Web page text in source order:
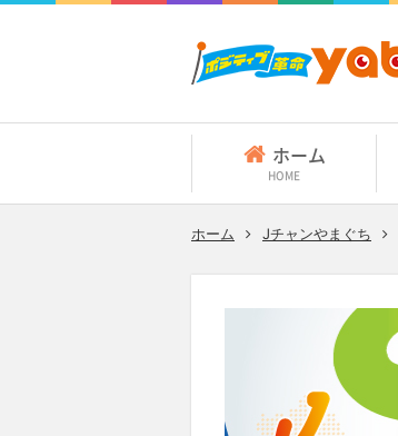
ホーム
HOME
ホーム Jチャンやまぐち